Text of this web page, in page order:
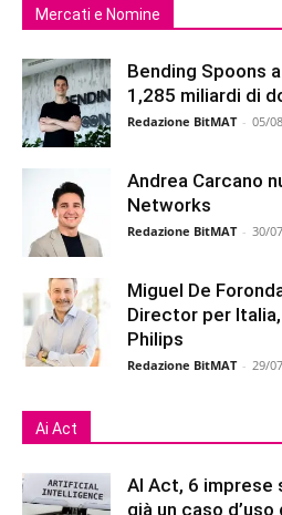
Mercati e Nomine
Bending Spoons
1,285 miliardi di
Redazione BitMAT - 05/
Andrea Carcano
Networks
Redazione BitMAT - 30/
Miguel De
Director per
Philips
Redazione BitMAT - 29/
Ai Act
AI Act, 6 imprese
già un caso